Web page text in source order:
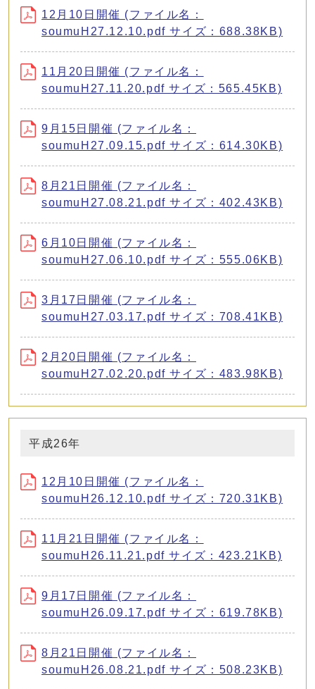
12月10日開催 (ファイル名：
soumuH27.12.10.pdf サイズ：688.38KB)
11月20日開催 (ファイル名：
soumuH27.11.20.pdf サイズ：565.45KB)
9月15日開催 (ファイル名：
soumuH27.09.15.pdf サイズ：614.30KB)
8月21日開催 (ファイル名：
soumuH27.08.21.pdf サイズ：402.43KB)
6月10日開催 (ファイル名：
soumuH27.06.10.pdf サイズ：555.06KB)
3月17日開催 (ファイル名：
soumuH27.03.17.pdf サイズ：708.41KB)
2月20日開催 (ファイル名：
soumuH27.02.20.pdf サイズ：483.98KB)
平成26年
12月10日開催 (ファイル名：
soumuH26.12.10.pdf サイズ：720.31KB)
11月21日開催 (ファイル名：
soumuH26.11.21.pdf サイズ：423.21KB)
9月17日開催 (ファイル名：
soumuH26.09.17.pdf サイズ：619.78KB)
8月21日開催 (ファイル名：
soumuH26.08.21.pdf サイズ：508.23KB)